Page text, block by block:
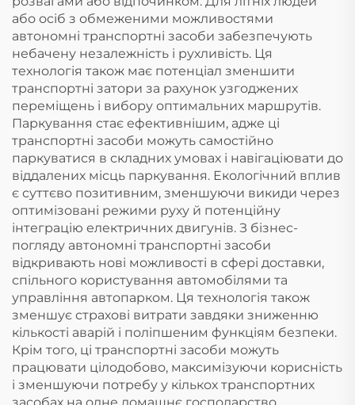
або осіб з обмеженими можливостями
автономні транспортні засоби забезпечують
небачену незалежність і рухливість. Ця
технологія також має потенціал зменшити
транспортні затори за рахунок узгоджених
переміщень і вибору оптимальних маршрутів.
Паркування стає ефективнішим, адже ці
транспортні засоби можуть самостійно
паркуватися в складних умовах і навігаціювати до
віддалених місць паркування. Екологічний вплив
є суттєво позитивним, зменшуючи викиди через
оптимізовані режими руху й потенційну
інтеграцію електричних двигунів. З бізнес-
погляду автономні транспортні засоби
відкривають нові можливості в сфері доставки,
спільного користування автомобілями та
управління автопарком. Ця технологія також
зменшує страхові витрати завдяки зниженню
кількості аварій і поліпшеним функціям безпеки.
Крім того, ці транспортні засоби можуть
працювати цілодобово, максимізуючи корисність
і зменшуючи потребу у кількох транспортних